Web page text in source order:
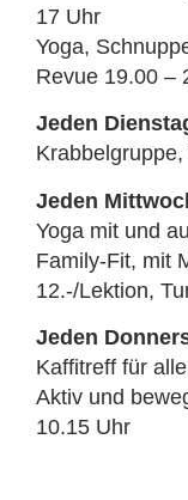
17 Uhr
Yoga,
Revue 19.00 –
Jeden
Jeden
Yoga mit und
Family-Fit, mit
12.-/Lektion,
Jeden
Kaffitreff für
Aktiv und
10.15 Uhr